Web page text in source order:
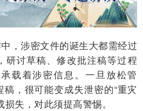
，涉密文件的诞生大都需经过
研讨草稿、修改批注稿等过程
载着涉密信息。一旦放松管
，很可能变成失泄密的“重灾
失，对此须提高警惕。